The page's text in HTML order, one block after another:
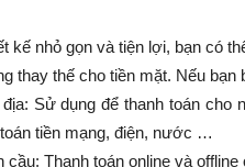
kế nhỏ gọn và tiện lợi, bạn có
thay thế cho tiền mặt. Nếu
Sử dụng để thanh toán
tiền mạng, điện, nước …
cầu: Thanh toán online và